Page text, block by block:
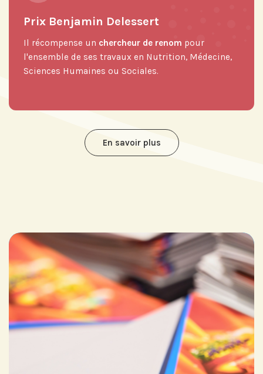
Prix Benjamin Delessert
Il récompense un chercheur de renom pour
l'ensemble de ses travaux en Nutrition, Médecine,
Sciences Humaines ou Sociales.
En savoir plus